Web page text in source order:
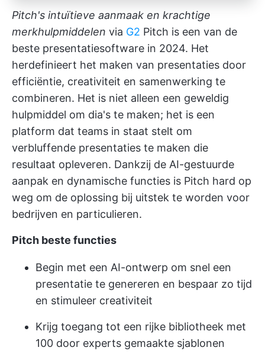
Pitch's intuïtieve aanmaak en krachtige
merkhulpmiddelen via G2 Pitch is een van de
beste presentatiesoftware in 2024. Het
herdefinieert het maken van presentaties door
efficiëntie, creativiteit en samenwerking te
combineren. Het is niet alleen een geweldig
hulpmiddel om dia's te maken; het is een
platform dat teams in staat stelt om
verbluffende presentaties te maken die
resultaat opleveren. Dankzij de AI-gestuurde
aanpak en dynamische functies is Pitch hard op
weg om de oplossing bij uitstek te worden voor
bedrijven en particulieren.
Pitch beste functies
Begin met een AI-ontwerp om snel een
presentatie te genereren en bespaar zo tijd
en stimuleer creativiteit
Krijg toegang tot een rijke bibliotheek met
100 door experts gemaakte sjablonen